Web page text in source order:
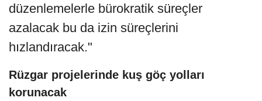
düzenlemelerle bürokratik süreçler
azalacak bu da izin süreçlerini
hızlandıracak."
Rüzgar projelerinde kuş göç yolları
korunacak